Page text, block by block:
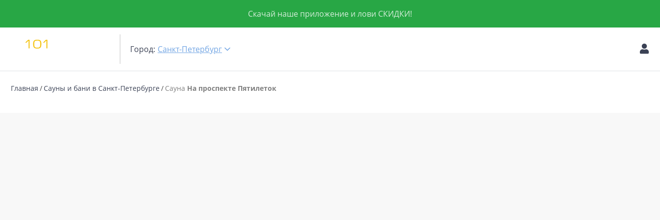
Скачай наше приложение и лови СКИДКИ!
Город: Санкт-Петербург
Главная Сауны и бани в Санкт-Петербурге Сауна На проспекте Пятилеток